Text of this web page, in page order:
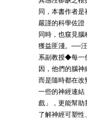
同，本書作者是
嚴謹的科學佐證
同時，也窺見
獲益匪淺。──
系副教授◆每一
因，他們的腦神
而是隨時都在改
一些的神經連結
戲」，更能幫助
了解神經可塑性